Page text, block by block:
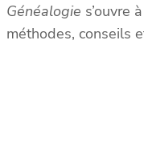
Généalogie s’ouvre
méthodes, conseils